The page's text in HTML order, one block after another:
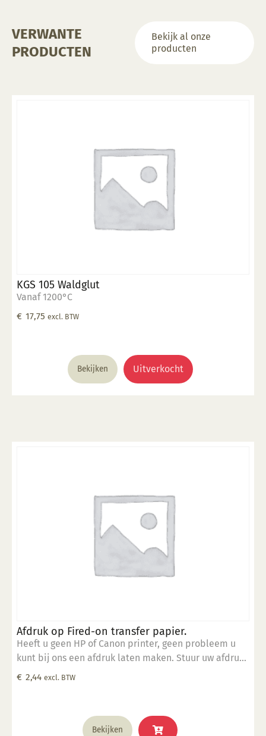
VERWANTE
PRODUCTEN
Bekijk al onze
producten
KGS 105 Waldglut
Vanaf 1200°C
€ 17,75 excl. BTW
Bekijken Uitverkocht
Afdruk op Fired-on transfer papier.
Heeft u geen HP of Canon printer, geen probleem u
kunt bij ons een afdruk laten maken. Stuur uw afdruk
in pdf formaat naar ons email adres en bestel dit
€ 2,44 excl. BTW
Bekijken